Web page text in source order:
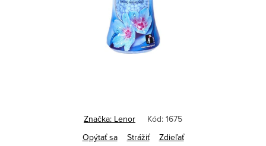
Značka: Lenor Kód: 1675
Opýtať sa
Strážiť Zdieľať